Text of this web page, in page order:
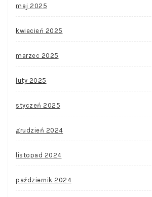
maj 2025
kwiecień 2025
marzec 2025
luty 2025
styczeń 2025
grudzień 2024
listopad 2024
październik 2024